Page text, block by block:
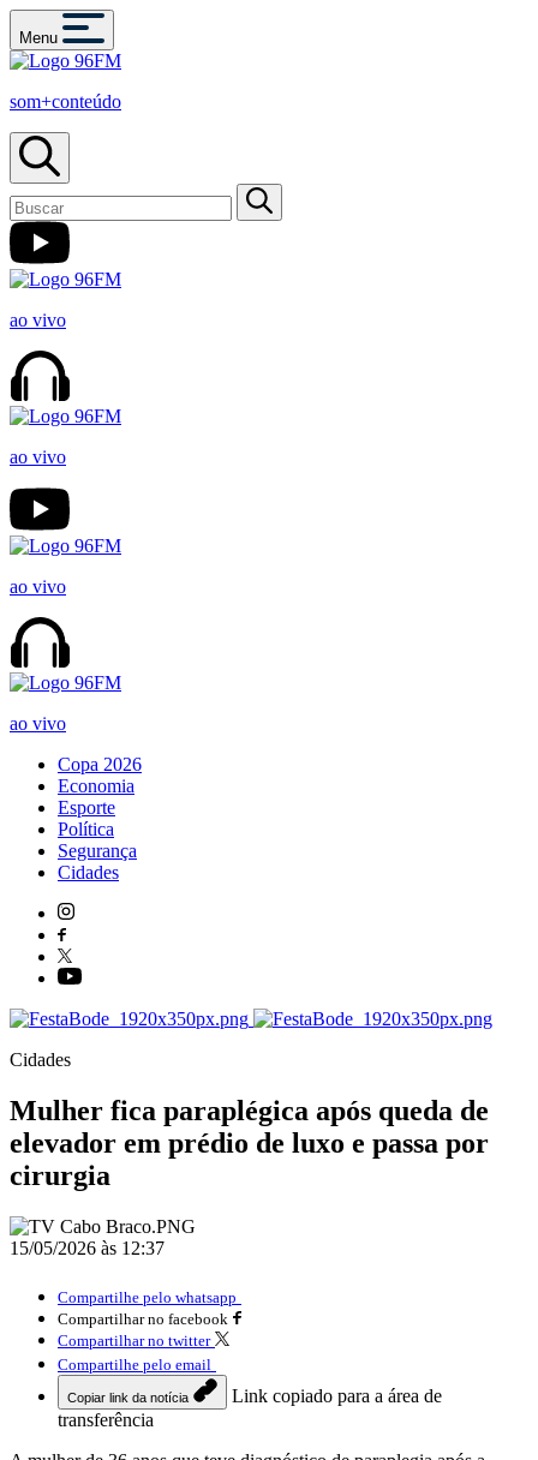
Menu
som+conteúdo
ao vivo
ao vivo
ao vivo
ao vivo
Copa 2026
Economia
Esporte
Política
Segurança
Cidades
Cidades
Mulher fica paraplégica após queda de
elevador em prédio de luxo e passa por
cirurgia
15/05/2026 às 12:37
Compartilhe pelo whatsapp
Compartilhar no facebook
Compartilhar no twitter
Compartilhe pelo email
Copiar link da notícia
Link copiado para a área de
transferência